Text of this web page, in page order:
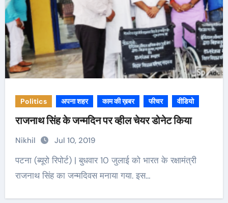
Politics अपना शहर काम की ख़बर फीचर वीडियो
राजनाथ सिंह के जन्मदिन पर व्हील चेयर डोनेट किया
Nikhil Jul 10, 2019
पटना (ब्यूरो रिपोर्ट) | बुधवार 10 जुलाई को भारत के रक्षामंत्री
राजनाथ सिंह का जन्मदिवस मनाया गया. इस…